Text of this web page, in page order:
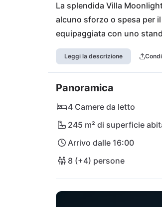
La splendida Villa
alcuno sforzo o spesa per
equipaggiata con uno
privata. È un luogo ideale
costa occidentale dell'Istria
dista solo 48 km.
Leggi la descrizione
Panoramica
4 Camere da letto
245 m² di superficie
Arrivo dalle 16:00
8 (+4) persone